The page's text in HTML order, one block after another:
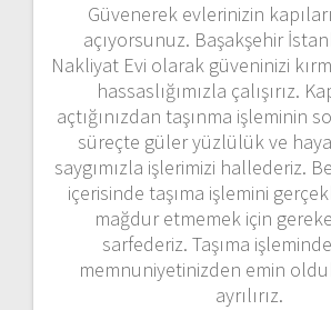
Güvenerek evlerinizin
açıyorsunuz. Başakşehir
Nakliyat Evi olarak güveninizi
hassaslığımızla çalışırız.
açtığınızdan taşınma işleminin
süreçte güler yüzlülük ve
saygımızla işlerimizi hallederiz.
içerisinde taşıma işlemini
mağdur etmemek için
sarfederiz. Taşıma
memnuniyetinizden emin
ayrılırız.